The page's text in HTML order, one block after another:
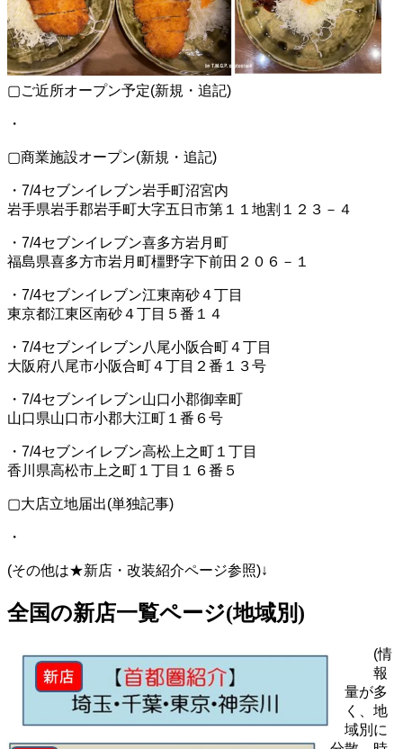
▢ご近所オープン予定(新規・追記)
・
▢商業施設オープン(新規・追記)
・7/4セブンイレブン岩手町沼宮内
岩手県岩手郡岩手町大字五日市第１１地割１２３－４
・7/4セブンイレブン喜多方岩月町
福島県喜多方市岩月町橿野字下前田２０６－１
・7/4セブンイレブン江東南砂４丁目
東京都江東区南砂４丁目５番１４
・7/4セブンイレブン八尾小阪合町４丁目
大阪府八尾市小阪合町４丁目２番１３号
・7/4セブンイレブン山口小郡御幸町
山口県山口市小郡大江町１番６号
・7/4セブンイレブン高松上之町１丁目
香川県高松市上之町１丁目１６番５
▢大店立地届出(単独記事)
・
(その他は★新店・改装紹介ページ参照)↓
全国の新店一覧ページ(地域別)
(情
報
量が多
く、地
域別に